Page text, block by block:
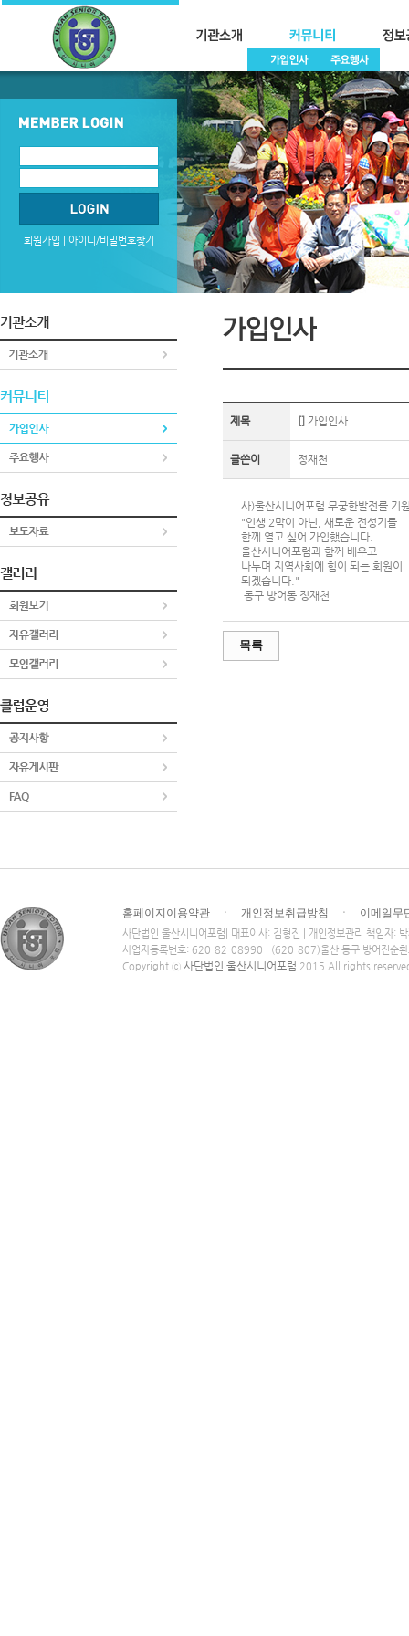
회원가입 아이디/비밀번호찾기
?
제목 [] 가입인사
글쓴이 정재천
사)울산시니어포럼 무궁한발전를 기
"인생 2막이 아닌, 새로운 전성기를
함께 열고 싶어 가입했습니다.
울산시니어포럼과 함께 배우고
나누며 지역사회에 힘이 되는 회원이
되겠습니다."
동구 방어동 정재천
목록
홈페이지이용약관 ㆍ 개인정보취급방침 ㆍ 이메일무
사단법인 울산시니어포럼| 대표이사: 김형진 | 개인정보관리 책임자:
사업자등록번호: 620-82-08990 | (620-807)울산 동구 방어진순
Copyright ⓒ 사단법인 울산시니어포럼 2015 All rights